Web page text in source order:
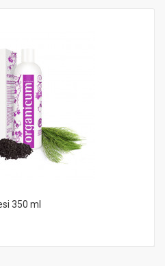
350 ml